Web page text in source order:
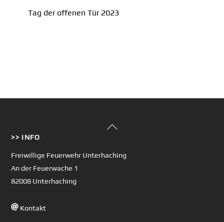
Tag der offenen Tür 2023
Back
>> INFO
Freiwillige Feuerwehr Unterhaching
An der Feuerwache 1
82008 Unterhaching
Kontakt